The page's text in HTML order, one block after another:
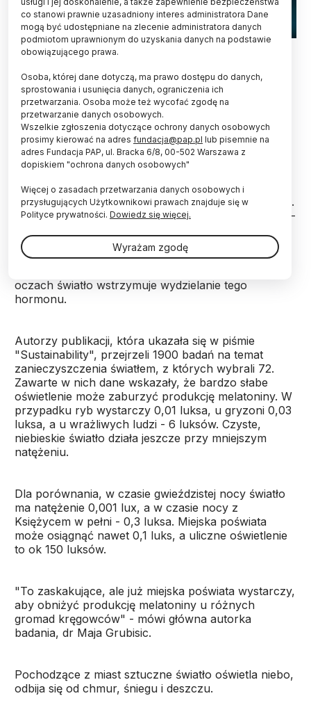
Źródło: Fotolia
Nawet niewielkie zanieczyszczanie światłem w
nocy, np. istnienie słabej poświaty, zaburza
produkcję melatoniny u ludzi i różnych gatunków
zwierząt. Od niej zależy natomiast praca zegara
biologicznego.
Melatonina działa jak wewnętrzny zegar -
przypominają naukowcy z Instytutu Leibniza ds.
Ekologii Słodkowodnej i Rybołówstwa Śródlądowego.
U ludzi i zwierząt hormon ten reguluje cykl dobowy -
narządów. Reguluje też sezonowe zjawiska, takie jak
reprodukcja. U kręgowców - do których należy
oczach światło wstrzymuje wydzielanie tego
hormonu.
Autorzy publikacji, która ukazała się w piśmie
"Sustainability", przejrzeli 1900 badań na temat
zanieczyszczenia światłem, z których wybrali 72.
Zawarte w nich dane wskazały, że bardzo słabe
oświetlenie może zaburzyć produkcję melatoniny. W
przypadku ryb wystarczy 0,01 luksa, u gryzoni 0,03
luksa, a u wrażliwych ludzi - 6 luksów. Czyste,
niebieskie światło działa jeszcze przy mniejszym
natężeniu.
Dla porównania, w czasie gwieździstej nocy światło
ma natężenie 0,001 lux, a w czasie nocy z
Księżycem w pełni - 0,3 luksa. Miejska poświata
może osiągnąć nawet 0,1 luks, a uliczne oświetlenie
to ok 150 luksów.
"To zaskakujące, ale już miejska poświata wystarczy,
aby obniżyć produkcję melatoniny u różnych
gromad kręgowców" - mówi główna autorka
badania, dr Maja Grubisic.
Pochodzące z miast sztuczne światło oświetla niebo,
odbija się od chmur, śniegu i deszczu.
co stanowi prawnie uzasadniony interes administratora Dane
mogą być udostępniane na zlecenie administratora danych
podmiotom uprawnionym do uzyskania danych na podstawie
obowiązującego prawa.
Osoba, której dane dotyczą, ma prawo dostępu do danych,
sprostowania i usunięcia danych, ograniczenia ich
przetwarzania. Osoba może też wycofać zgodę na
przetwarzanie danych osobowych.
Wszelkie zgłoszenia dotyczące ochrony danych osobowych
prosimy kierować na adres fundacja@pap.pl lub pisemnie na
adres Fundacja PAP, ul. Bracka 6/8, 00-502 Warszawa z
dopiskiem "ochrona danych osobowych"
Więcej o zasadach przetwarzania danych osobowych i
przysługujących Użytkownikowi prawach znajduje się w
Polityce prywatności. Dowiedz się więcej.
Wyrażam zgodę